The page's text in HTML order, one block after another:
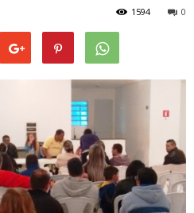
0
1594